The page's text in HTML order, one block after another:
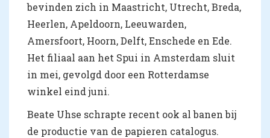
bevinden zich in Maastricht, Utrecht, Breda,
Heerlen, Apeldoorn, Leeuwarden,
Amersfoort, Hoorn, Delft, Enschede en Ede.
Het filiaal aan het Spui in Amsterdam sluit
in mei, gevolgd door een Rotterdamse
winkel eind juni.
Beate Uhse schrapte recent ook al banen bij
de productie van de papieren catalogus.